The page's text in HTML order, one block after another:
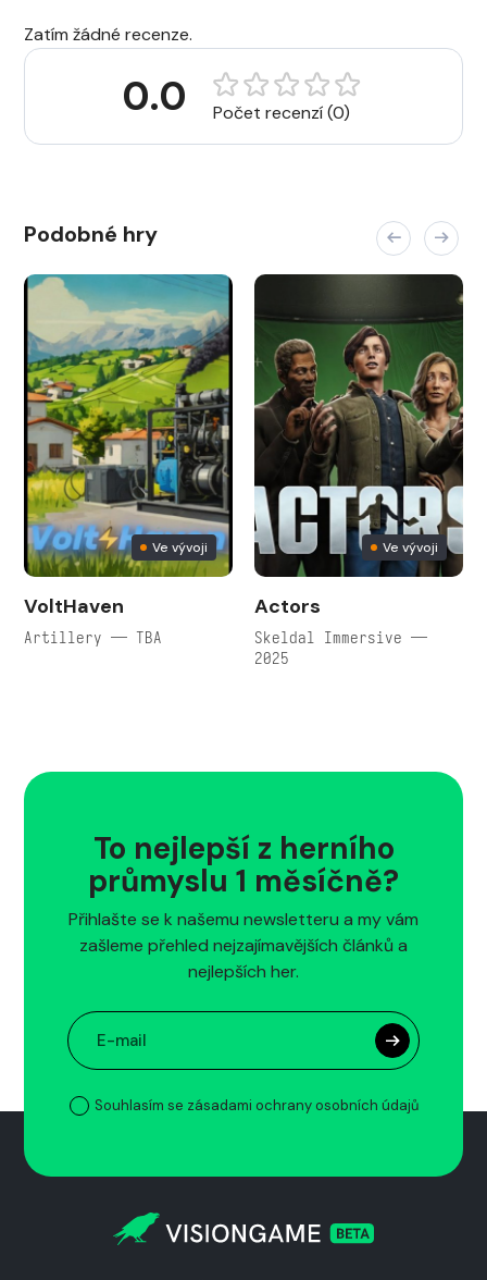
Zatím žádné recenze.
0.0 Počet recenzí (0)
Podobné hry
Ve vývoji
VoltHaven
Artillery — TBA
Ve vývoji
Actors
Skeldal Immersive —
2025
To nejlepší z herního
průmyslu 1 měsíčně?
Přihlašte se k našemu newsletteru a my vám
zašleme přehled nejzajímavějších článků a
nejlepších her.
Souhlasím se zásadami ochrany osobních údajů